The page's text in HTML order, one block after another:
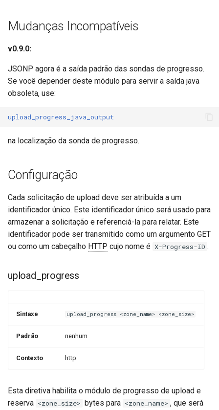
injection
jit-uuid
jq
jsonrpc-batch
jump-consistent-hash
kafka
libcjson
limit-rate
limit-traffic
locations
logger-socket
Mudanças Incompatíveis
v0.9.0:
JSONP agora é a saída padrão das sondas de progresso.
Se você depender deste módulo para servir a saída java
obsoleta, use:
upload_progress_java_output
na localização da sonda de progresso.
Configuração
Cada solicitação de upload deve ser atribuída a um
identificador único. Este identificador único será usado para
armazenar a solicitação e referenciá-la para relatar. Este
identificador pode ser transmitido como um argumento GET
ou como um cabeçalho HTTP cujo nome é X-Progress-ID .
upload_progress
Sintaxe upload_progress <zone_name> <zone_size>
Padrão nenhum
Contexto http
Esta diretiva habilita o módulo de progresso de upload e
reserva <zone_size> bytes para <zone_name> , que será